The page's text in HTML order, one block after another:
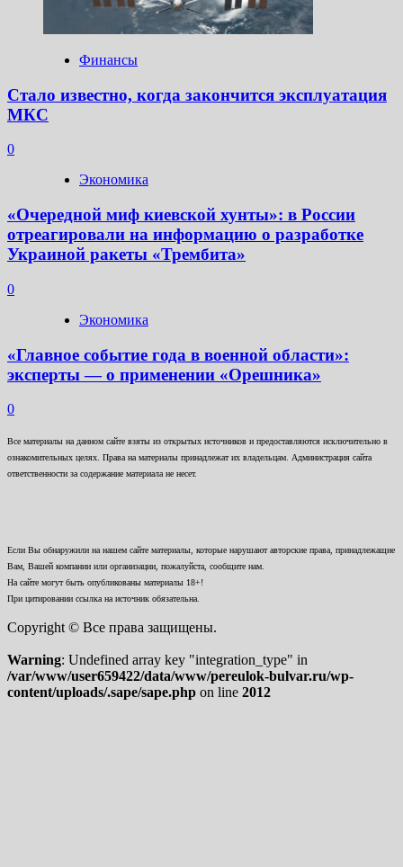
Финансы
Стало известно, когда закончится эксплуатация
МКС
0
Экономика
«Очередной миф киевской хунты»: в России
отреагировали на информацию о разработке
Украиной ракеты «Трембита»
0
Экономика
«Главное событие года в военной области»:
эксперты — о применении «Орешника»
0
Все материалы на данном сайте взяты из открытых источников и предоставляются исключительно в
ознакомительных целях. Права на материалы принадлежат их владельцам. Администрация сайта
ответственности за содержание материала не несет.
Если Вы обнаружили на нашем сайте материалы, которые нарушают авторские права, принадлежащие
Вам, Вашей компании или организации, пожалуйста, сообщите нам.
На сайте могут быть опубликованы материалы 18+!
При цитировании ссылка на источник обязательна.
Copyright © Все права защищены.
Warning: Undefined array key "integration_type" in
/var/www/user659422/data/www/pereulok-bulvar.ru/wp-
content/uploads/.sape/sape.php on line 2012